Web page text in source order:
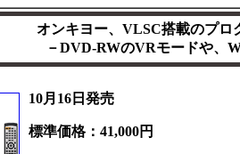
オンキヨー、VLSC搭載のプロ
－DVD-RWのVRモードや、
10月16日発売
標準価格：41,000円